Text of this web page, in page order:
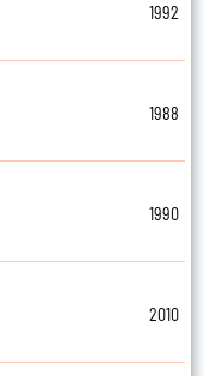
1992
1988
1990
2010